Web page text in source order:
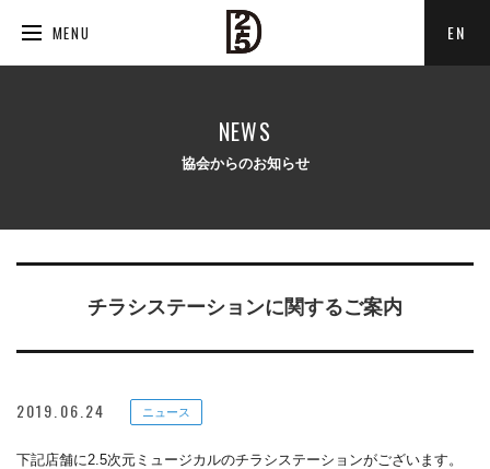
MENU EN
NEWS
協会からのお知らせ
チラシステーションに関するご案内
2019.06.24 ニュース
下記店舗に2.5次元ミュージカルのチラシステーションがございます。